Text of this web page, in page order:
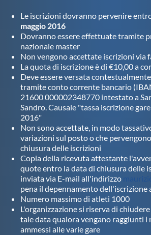
Le iscrizioni dovranno pervenire
maggio 2016
Dovranno essere effettuate tramite
nazionale master
Non vengono accettate iscrizioni via
La quota di iscrizione è di €10,00 a
Deve essere versata
tramite conto corrente bancario
21600 000002348770 intestato a
Sandro. Causale "tassa iscrizione
2016"
Non sono accettate, in modo
variazioni sul posto o che
chiusura delle iscrizioni
Copia della ricevuta attestante
quote entro la data di chiusura delle
inviata via E-mail all'indirizzo
pena il depennamento dell'iscrizione
Numero massimo di atleti 1000
L'organizzazione si riserva di
tale data qualora vengano raggiunti
ammessi alle varie gare